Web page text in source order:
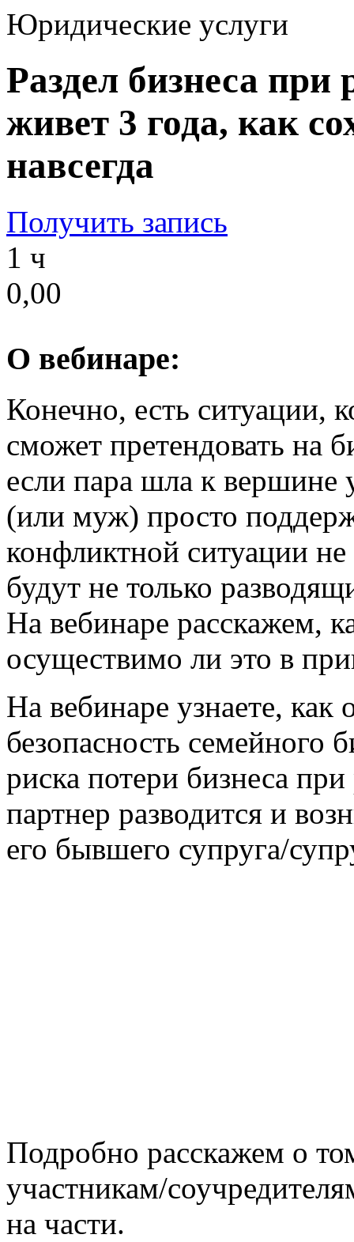
Юридические услуги
Раздел бизнеса при
живет 3 года, как
навсегда
Получить запись
1 ч
0,00
О вебинаре:
Конечно, есть ситуации,
сможет претендовать на
если пара шла к вершине
(или муж) просто
конфликтной ситуации
будут не только
На вебинаре расскажем,
осуществимо ли это в
На вебинаре узнаете,
безопасность семейного
риска потери бизнеса
партнер разводится и
его бывшего супруга/
Подробно расскажем о
участникам/
на части.